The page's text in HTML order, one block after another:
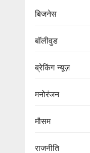
बिजनेस
बॉलीवुड
ब्रेकिंग न्यूज़
मनोरंजन
मौसम
राजनीति